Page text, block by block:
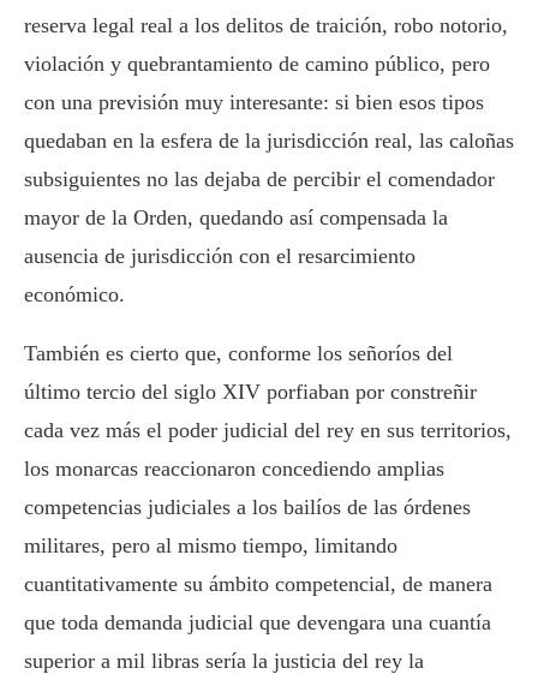
reserva legal real a los delitos de traición, robo notorio,
violación y quebrantamiento de camino público, pero
con una previsión muy interesante: si bien esos tipos
quedaban en la esfera de la jurisdicción real, las caloñas
subsiguientes no las dejaba de percibir el comendador
mayor de la Orden, quedando así compensada la
ausencia de jurisdicción con el resarcimiento
económico.
También es cierto que, conforme los señoríos del
último tercio del siglo XIV porfiaban por constreñir
cada vez más el poder judicial del rey en sus territorios,
los monarcas reaccionaron concediendo amplias
competencias judiciales a los bailíos de las órdenes
militares, pero al mismo tiempo, limitando
cuantitativamente su ámbito competencial, de manera
que toda demanda judicial que devengara una cuantía
superior a mil libras sería la justicia del rey la